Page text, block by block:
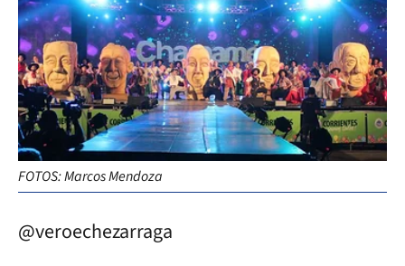
FOTOS: Marcos Mendoza
@veroechezarraga